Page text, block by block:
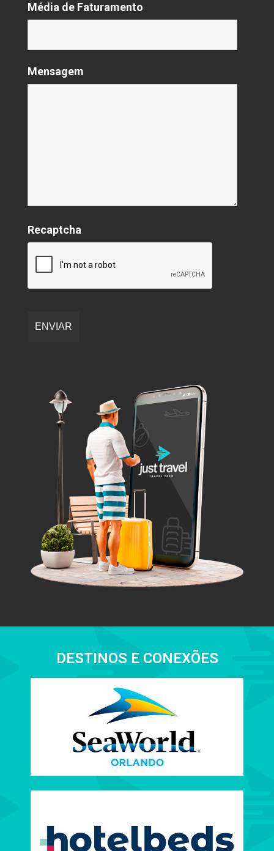
Média de Faturamento
Mensagem
Recaptcha
DESTINOS E CONEXÕES